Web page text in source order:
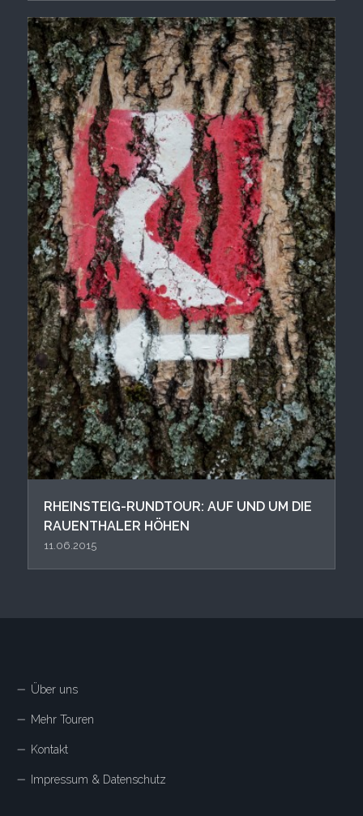
RHEINSTEIG-RUNDTOUR: AUF UND UM DIE
RAUENTHALER HÖHEN
11.06.2015
Über uns
Mehr Touren
Kontakt
Impressum & Datenschutz